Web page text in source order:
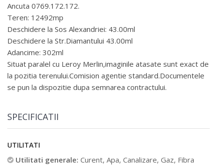
Ancuta 0769.172.172.
Teren: 12492mp
Deschidere la Sos Alexandriei: 43.00ml
Deschidere la Str.Diamantului 43.00ml
Adancime: 302ml
Situat paralel cu Leroy Merlin,imaginile atasate sunt exact de
la pozitia terenului.Comision agentie standard.Documentele
se pun la dispozitie dupa semnarea contractului.
SPECIFICATII
UTILITATI
Utilitati generale: Curent, Apa, Canalizare, Gaz, Fibra